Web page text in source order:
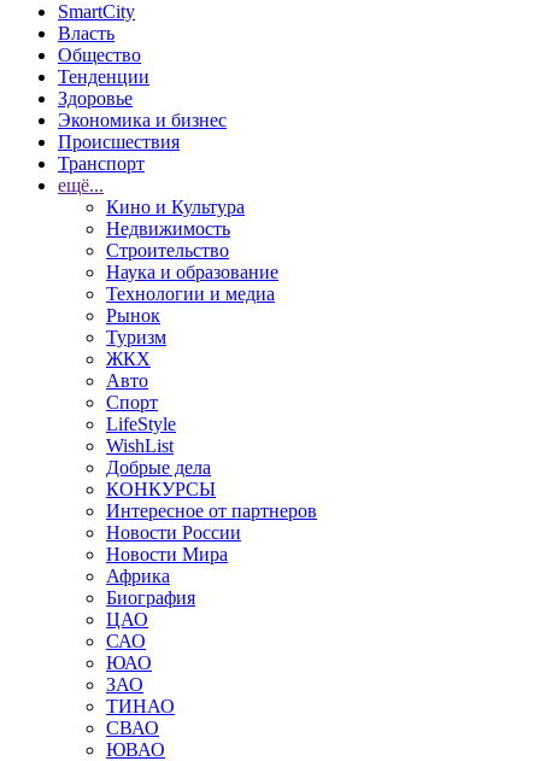
SmartCity
Власть
Общество
Тенденции
Здоровье
Экономика и бизнес
Происшествия
Транспорт
ещё...
Кино и Культура
Недвижимость
Строительство
Наука и образование
Технологии и медиа
Рынок
Туризм
ЖКХ
Авто
Спорт
LifeStyle
WishList
Добрые дела
КОНКУРСЫ
Интересное от партнеров
Новости России
Новости Мира
Африка
Биография
ЦАО
САО
ЮАО
ЗАО
ТИНАО
СВАО
ЮВАО